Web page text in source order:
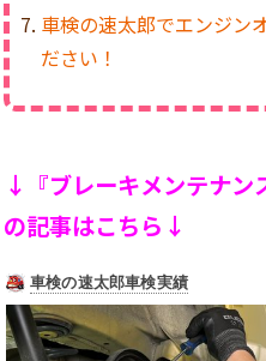
車検の速太郎でエンジン
ださい！
↓『ブレーキメンテナン
の記事はこちら↓